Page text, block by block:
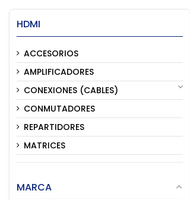
HDMI
ACCESORIOS
AMPLIFICADORES
CONEXIONES (CABLES)
CONMUTADORES
REPARTIDORES
MATRICES
MARCA